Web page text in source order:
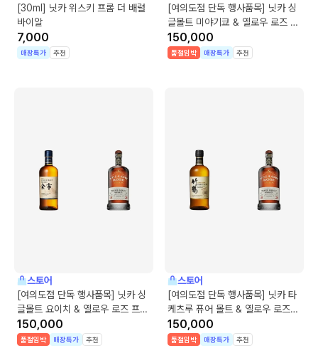
[30ml] 닛카 위스키 프롬 더 배럴
바이알
7,000
매장특가 추천
[여의도점 단독 행사품목] 닛카 싱
글몰트 미야기쿄 & 옐로우 로즈 프
리미엄 아메리칸 위스키
150,000
품절임박 매장특가 추천
스토어
[여의도점 단독 행사품목] 닛카 싱
글몰트 요이치 & 옐로우 로즈 프리
미엄 아메리칸 위스키
150,000
품절임박 매장특가 추천
스토어
[여의도점 단독 행사품목] 닛카 타
케츠루 퓨어 몰트 & 옐로우 로즈
프리미엄 아메리칸 위스키
150,000
품절임박 매장특가 추천